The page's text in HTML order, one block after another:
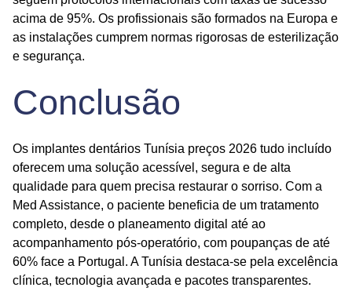
acima de 95%. Os profissionais são formados na Europa e
as instalações cumprem normas rigorosas de esterilização
e segurança.
Conclusão
Os implantes dentários Tunísia preços 2026 tudo incluído
oferecem uma solução acessível, segura e de alta
qualidade para quem precisa restaurar o sorriso. Com a
Med Assistance, o paciente beneficia de um tratamento
completo, desde o planeamento digital até ao
acompanhamento pós-operatório, com poupanças de até
60% face a Portugal. A Tunísia destaca-se pela excelência
clínica, tecnologia avançada e pacotes transparentes.